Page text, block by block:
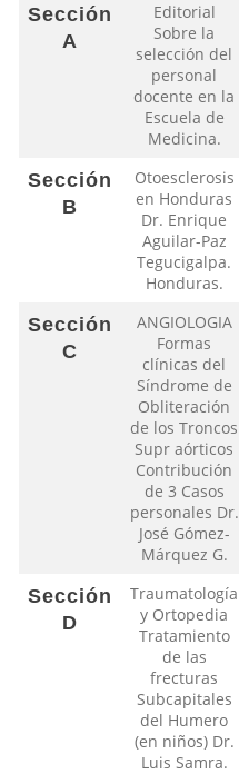
Sección
A
Editorial
Sobre la
selección del
personal
docente en la
Escuela de
Medicina.
Sección
B
Otoesclerosis
en Honduras
Dr. Enrique
Aguilar-Paz
Tegucigalpa.
Honduras.
Sección
C
ANGIOLOGIA
Formas
clínicas del
Síndrome de
Obliteración
de los Troncos
Supr aórticos
Contribución
de 3 Casos
personales Dr.
José Gómez-
Márquez G.
Sección
D
Traumatología
y Ortopedia
Tratamiento
de las
frecturas
Subcapitales
del Humero
(en niños) Dr.
Luis Samra.